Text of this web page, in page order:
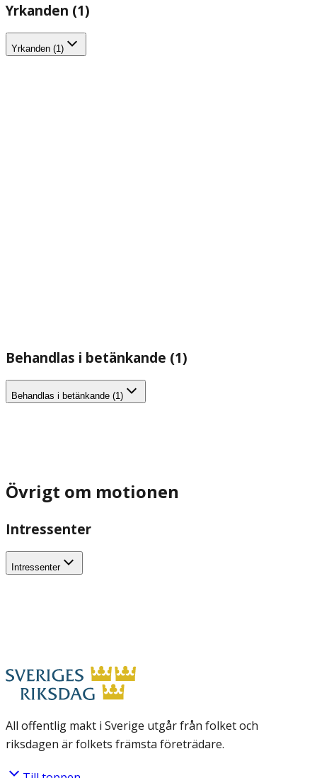
Yrkanden (1)
Yrkanden (1)
Behandlas i betänkande (1)
Behandlas i betänkande (1)
Övrigt om motionen
Intressenter
Intressenter
All offentlig makt i Sverige utgår från folket och
riksdagen är folkets främsta företrädare.